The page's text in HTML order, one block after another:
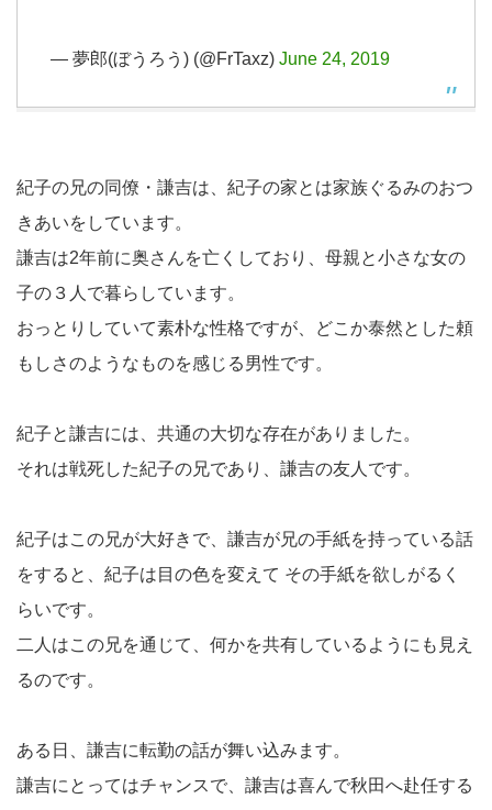
— 夢郎(ぼうろう) (@FrTaxz) June 24, 2019
紀子の兄の同僚・謙吉は、紀子の家とは家族ぐるみのおつ
きあいをしています。
謙吉は2年前に奥さんを亡くしており、母親と小さな女の
子の３人で暮らしています。
おっとりしていて素朴な性格ですが、どこか泰然とした頼
もしさのようなものを感じる男性です。
紀子と謙吉には、共通の大切な存在がありました。
それは戦死した紀子の兄であり、謙吉の友人です。
紀子はこの兄が大好きで、謙吉が兄の手紙を持っている話
をすると、紀子は目の色を変えて その手紙を欲しがるく
らいです。
二人はこの兄を通じて、何かを共有しているようにも見え
るのです。
ある日、謙吉に転勤の話が舞い込みます。
謙吉にとってはチャンスで、謙吉は喜んで秋田へ赴任する